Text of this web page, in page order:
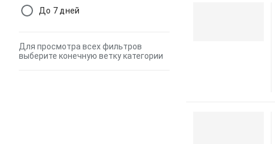
До 7 дней
Для просмотра всех фильтров
выберите конечную ветку категории